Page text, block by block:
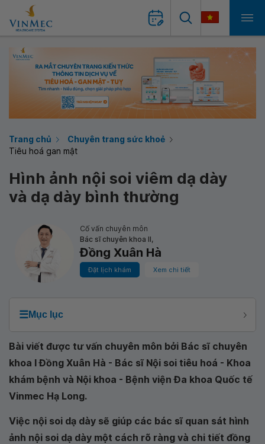
Trang chủ
Chuyên trang sức khoẻ
Tiêu hoá gan mật
Hình ảnh nội soi viêm dạ dày
và dạ dày bình thường
Cố vấn chuyên môn
Bác sĩ chuyên khoa II,
Đồng Xuân Hà
Đặt lịch khám Xem chi tiết
☰Mục lục
Bài viết được tư vấn chuyên môn bởi Bác sĩ chuyên
khoa I Đồng Xuân Hà - Bác sĩ Nội soi tiêu hoá - Khoa
khám bệnh và Nội khoa - Bệnh viện Đa khoa Quốc tế
Vinmec Hạ Long.
Việc nội soi dạ dày sẽ giúp các bác sĩ quan sát hình
ảnh nội soi dạ dày một cách rõ ràng và chi tiết đồng